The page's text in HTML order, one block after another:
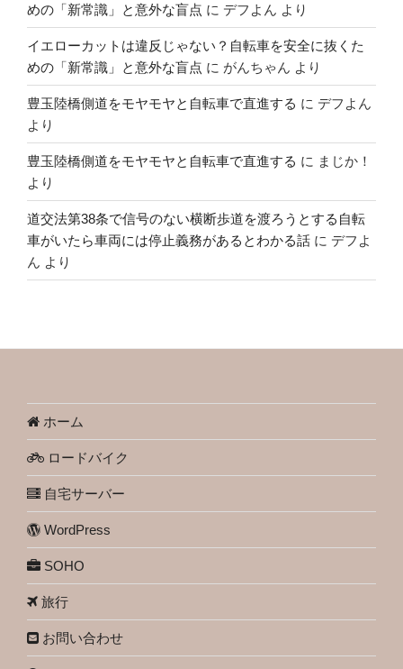
めの「新常識」と意外な盲点 に デフよん より
イエローカットは違反じゃない？自転車を安全に抜くた
めの「新常識」と意外な盲点 に がんちゃん より
豊玉陸橋側道をモヤモヤと自転車で直進する に デフよん
より
豊玉陸橋側道をモヤモヤと自転車で直進する に まじか！
より
道交法第38条で信号のない横断歩道を渡ろうとする自転
車がいたら車両には停止義務があるとわかる話 に デフよ
ん より
ホーム
ロードバイク
自宅サーバー
WordPress
SOHO
旅行
お問い合わせ